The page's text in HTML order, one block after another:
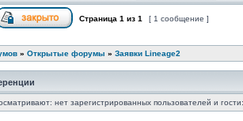
Страница 1 из 1 [ 1 сообщение ]
» Открытые форумы » Заявки Lineage2
нет зарегистрированных пользователей и